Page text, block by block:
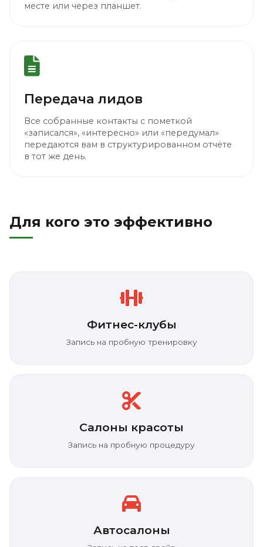
месте или через планшет.
Передача лидов
Все собранные контакты с пометкой
«записался», «интересно» или «передумал»
передаются вам в структурированном отчёте
в тот же день.
Для кого это эффективно
Фитнес-клубы
Запись на пробную тренировку
Салоны красоты
Запись на пробную процедуру
Автосалоны